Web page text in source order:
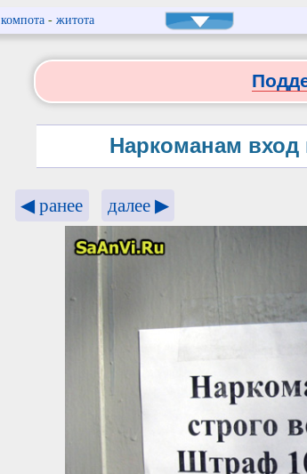
компота- житота
Наркоманам
◀ ранее далее ▶